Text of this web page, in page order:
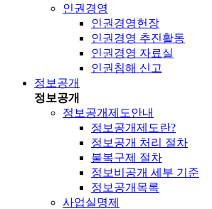
인권경영
인권경영헌장
인권경영 추진활동
인권경영 자료실
인권침해 신고
정보공개
정보공개
정보공개제도안내
정보공개제도란?
정보공개 처리 절차
불복구제 절차
정보비공개 세부 기준
정보공개목록
사업실명제